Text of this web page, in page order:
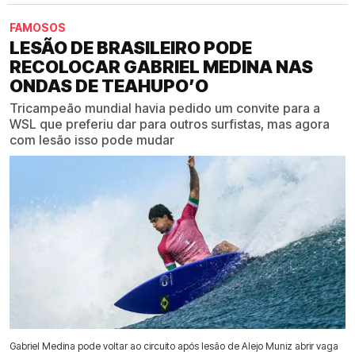
FAMOSOS
LESÃO DE BRASILEIRO PODE
RECOLOCAR GABRIEL MEDINA NAS
ONDAS DE TEAHUPO’O
Tricampeão mundial havia pedido um convite para a
WSL que preferiu dar para outros surfistas, mas agora
com lesão isso pode mudar
Gabriel Medina pode voltar ao circuito após lesão de Alejo Muniz abrir vaga